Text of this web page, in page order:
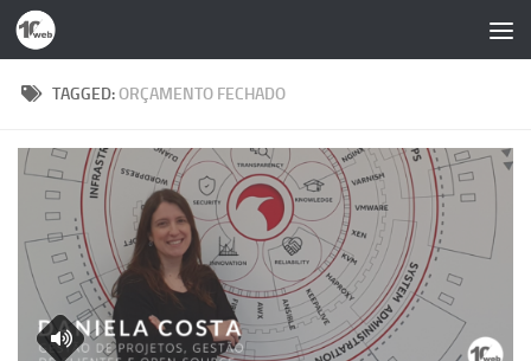
Skip to content
TAGGED:ORÇAMENTO FECHADO